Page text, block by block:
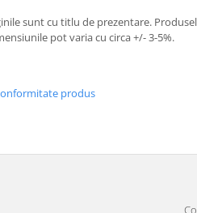
sunt cu titlu de prezentare.
pot varia cu circa +/- 3-5%.
produs